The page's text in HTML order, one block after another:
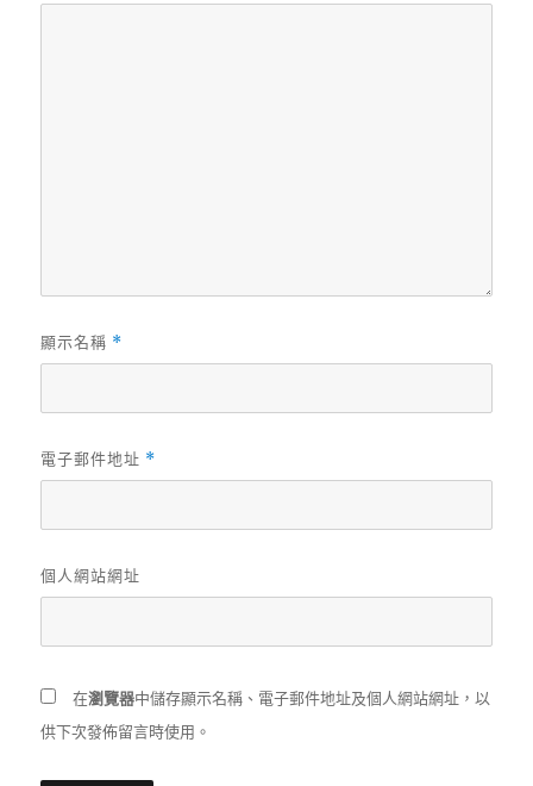
顯示名稱 *
電子郵件地址 *
個人網站網址
在瀏覽器中儲存顯示名稱、電子郵件地址及個人網站網址，以
供下次發佈留言時使用。